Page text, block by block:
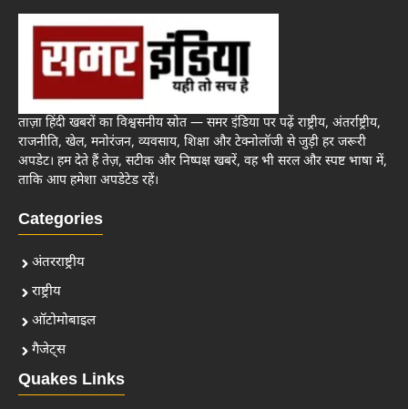
ताज़ा हिंदी खबरों का विश्वसनीय स्रोत — समर इंडिया पर पढ़ें राष्ट्रीय, अंतर्राष्ट्रीय,
राजनीति, खेल, मनोरंजन, व्यवसाय, शिक्षा और टेक्नोलॉजी से जुड़ी हर जरूरी
अपडेट। हम देते हैं तेज़, सटीक और निष्पक्ष खबरें, वह भी सरल और स्पष्ट भाषा में,
ताकि आप हमेशा अपडेटेड रहें।
Categories
अंतरराष्ट्रीय
राष्ट्रीय
ऑटोमोबाइल
गैजेट्स
Quakes Links